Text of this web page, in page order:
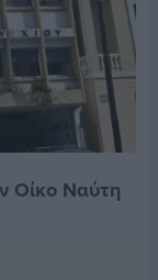
Οίκο Ναύτη